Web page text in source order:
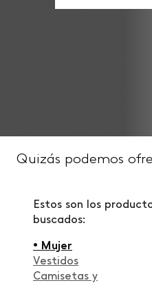
Quizás podemos
Estos son los
buscados:
• Mujer
Vestidos
Camisetas y